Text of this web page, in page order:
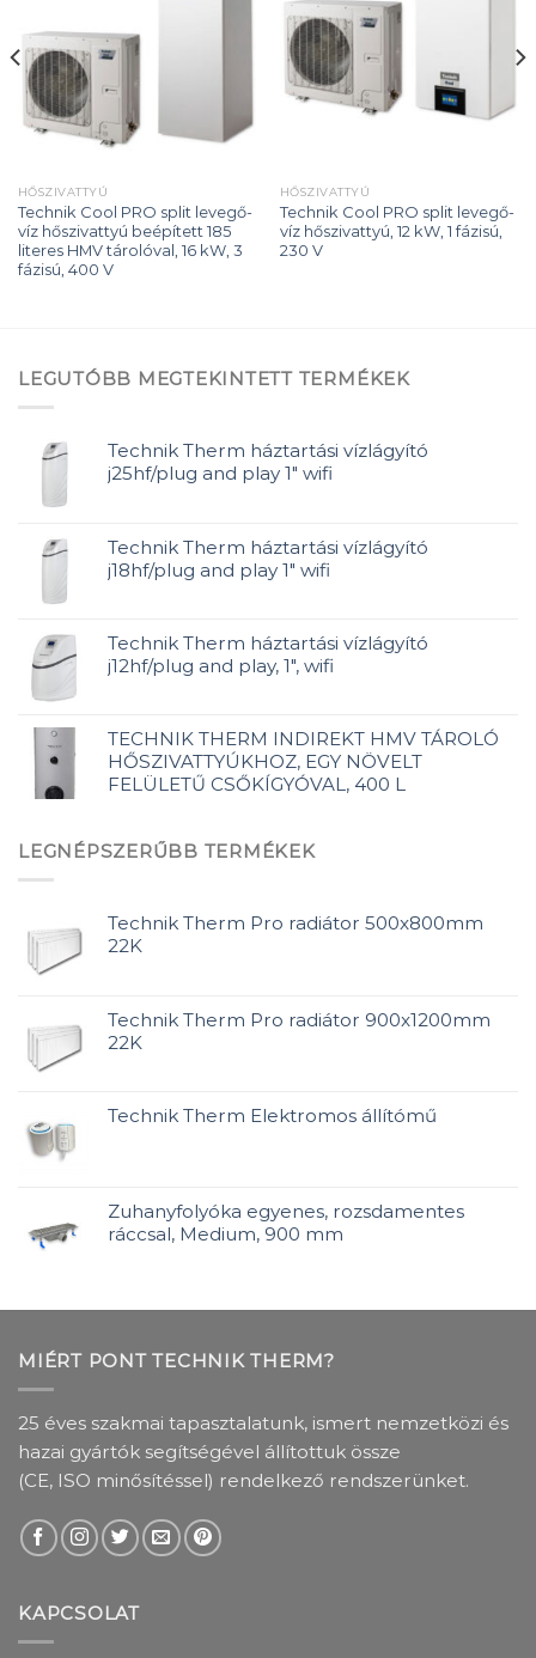
HŐSZIVATTYÚ
Technik Cool PRO split levegő-
víz hőszivattyú beépített 185
literes HMV tárolóval, 16 kW, 3
fázisú, 400 V
HŐSZIVATTYÚ
Technik Cool PRO split levegő-
víz hőszivattyú, 12 kW, 1 fázisú,
230 V
LEGUTÓBB MEGTEKINTETT TERMÉKEK
Technik Therm háztartási vízlágyító
j25hf/plug and play 1" wifi
Technik Therm háztartási vízlágyító
j18hf/plug and play 1" wifi
Technik Therm háztartási vízlágyító
j12hf/plug and play, 1", wifi
TECHNIK THERM INDIREKT HMV TÁROLÓ
HŐSZIVATTYÚKHOZ, EGY NÖVELT
FELÜLETŰ CSŐKÍGYÓVAL, 400 L
LEGNÉPSZERŰBB TERMÉKEK
Technik Therm Pro radiátor 500x800mm
22K
Technik Therm Pro radiátor 900x1200mm
22K
Technik Therm Elektromos állítómű
Zuhanyfolyóka egyenes, rozsdamentes
ráccsal, Medium, 900 mm
MIÉRT PONT TECHNIK THERM?
25 éves szakmai tapasztalatunk, ismert nemzetközi és
hazai gyártók segítségével állítottuk össze
(CE, ISO minősítéssel) rendelkező rendszerünket.
KAPCSOLAT